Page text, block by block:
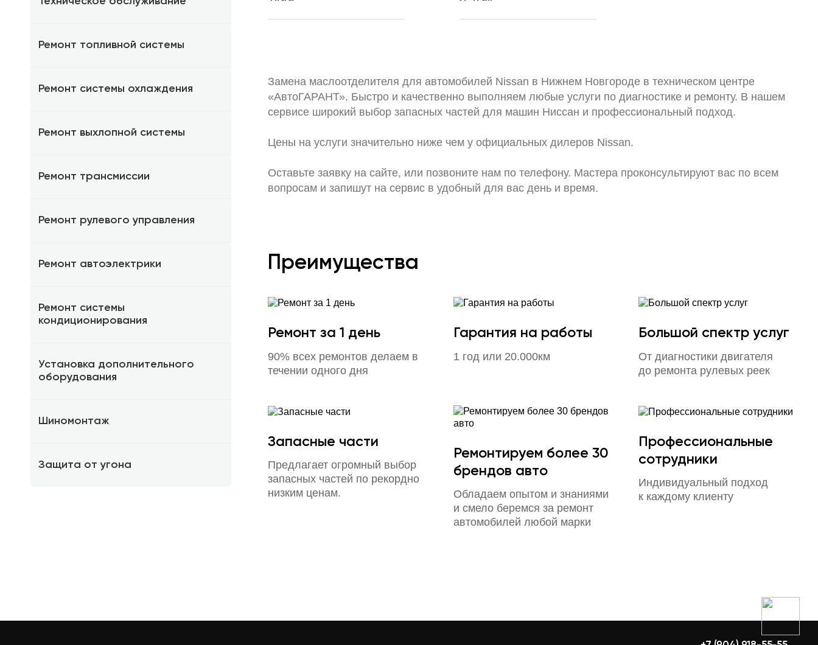
Ремонт топливной системы
Ремонт системы охлаждения
Ремонт выхлопной системы
Ремонт трансмиссии
Ремонт рулевого управления
Ремонт автоэлектрики
Ремонт системы
кондиционирования
Установка дополнительного
оборудования
Шиномонтаж
Защита от угона
Замена маслоотделителя для автомобилей Nissan в Нижнем Новгороде в техническом центре
«АвтоГАРАНТ». Быстро и качественно выполняем любые услуги по диагностике и ремонту. В нашем
сервисе широкий выбор запасных частей для машин Ниссан и профессиональный подход.
Цены на услуги значительно ниже чем у официальных дилеров Nissan.
Оставьте заявку на сайте, или позвоните нам по телефону. Мастера проконсультируют вас по всем
вопросам и запишут на сервис в удобный для вас день и время.
Преимущества
Ремонт за 1 день
90% всех ремонтов делаем в
течении одного дня
Гарантия на работы
1 год или 20.000км
Большой спектр услуг
От диагностики двигателя
до ремонта рулевых реек
Запасные части
Предлагает огромный выбор
запасных частей по рекордно
низким ценам.
Ремонтируем более 30
брендов авто
Обладаем опытом и знаниями
и смело беремся за ремонт
автомобилей любой марки
Профессиональные
сотрудники
Индивидуальный подход
к каждому клиенту